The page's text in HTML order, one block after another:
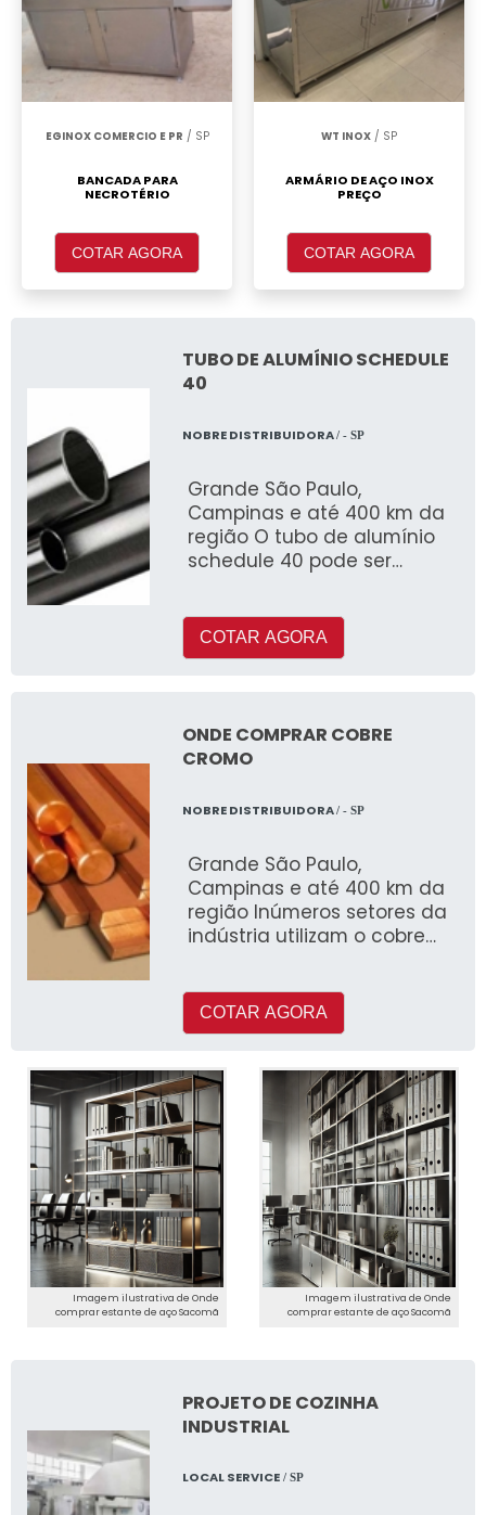
EGINOX COMERCIO E PR / SP
BANCADA PARA
NECROTÉRIO
COTAR AGORA
WT INOX / SP
ARMÁRIO DE AÇO INOX
PREÇO
COTAR AGORA
TUBO DE ALUMÍNIO SCHEDULE
40
NOBRE DISTRIBUIDORA/ - SP
Grande São Paulo,
Campinas e até 400 km da
região O tubo de alumínio
schedule 40 pode ser
COTAR AGORA
ONDE COMPRAR COBRE
CROMO
NOBRE DISTRIBUIDORA/ - SP
Grande São Paulo,
Campinas e até 400 km da
região Inúmeros setores da
indústria utilizam o cobre
COTAR AGORA
Imagem ilustrativa de Onde
comprar estante de aço Sacomã
Imagem ilustrativa de Onde
comprar estante de aço Sacomã
PROJETO DE COZINHA
INDUSTRIAL
LOCAL SERVICE/ SP